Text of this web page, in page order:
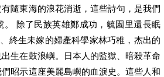
隨東海的浪花消逝，這些詩句，是我們
。 除了民族英雄鄭成功，毓園里還長眠
終生未嫁的婦產科學家林巧稚，杰出的
生在鼓浪嶼。日本人的監獄、暗殺革命
昭示這座美麗島嶼的血淚史。這些人和